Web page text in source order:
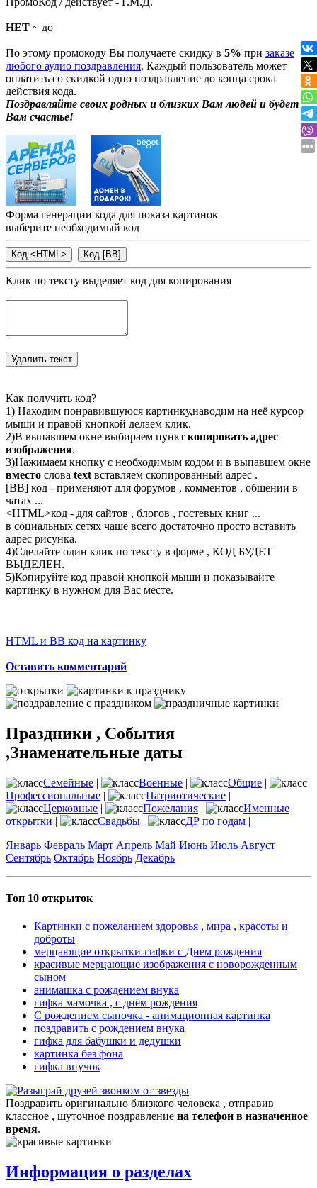
НЕТ ~ до
По этому промокоду Вы получаете скидку в 5% при заказе
любого аудио поздравления. Каждый пользователь может
оплатить со скидкой одно поздравление до конца срока
действия кода.
Поздравляйте своих родных и близких Вам людей и будет
Вам счастье!
Форма генерации кода для показа картинок
выберите необходимый код
Клик по тексту выделяет код для копирования
Как получить код?
1) Находим понравившуюся картинку,наводим на неё курсор
мыши и правой кнопкой делаем клик.
2)В выпавшем окне выбираем пункт копировать адрес
изображения.
3)Нажимаем кнопку с необходимым кодом и в выпавшем окне
вместо слова text вставляем скопированный адрес .
[BB] код - применяют для форумов , комментов , общении в
чатах ...
<HTML>код - для сайтов , блогов , гостевых книг ...
в социальных сетях чаше всего достаточно просто вставить
адрес рисунка.
4)Сделайте один клик по тексту в форме , КОД БУДЕТ
ВЫДЕЛЕН.
5)Копируйте код правой кнопкой мыши и показывайте
картинку в нужном для Вас месте.
HTML и BB код на картинку
Оставить комментарий
Праздники , События
,Знаменательные даты
Семейные | Военные | Общие |
Профессиональные | Патриотические |
Церковные | Пожелания |
Именные
открытки | Свадьбы | ДР по годам |
Январь Февраль Март Апрель Май Июнь Июль Август
Сентябрь Октябрь Ноябрь Декабрь
Топ 10 открыток
Картинки с пожеланием здоровья , мира , красоты и
доброты
мерцающие открытки-гифки с Днем рождения
красивые мерцающие изображения с новорожденным
сыном
анимашка с рождением внука
гифка мамочка , с днём рождения
С рождением сыночка - анимационная картинка
поздравить с рождением внука
гифка для бабушки и дедушки
картинка без фона
гифка внучок
Поздравить оригинально близкого человека , отправив
классное , шуточное поздравление на телефон в назначенное
время.
Информация о разделах